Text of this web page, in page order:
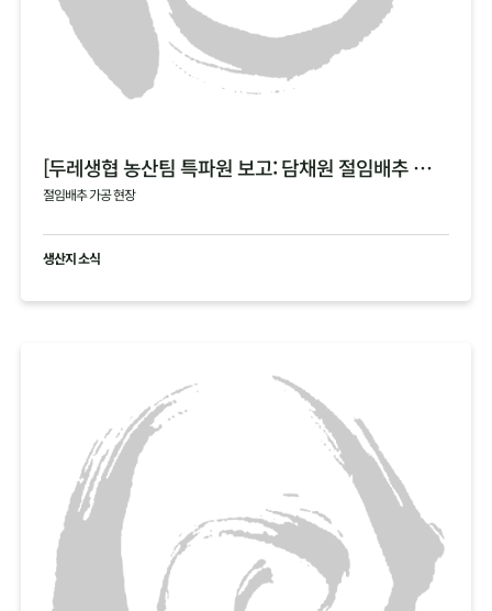
[두레생협 농산팀 특파원 보고: 담채원 절임배추 가공 현장]
절임배추 가공 현장
생산지 소식